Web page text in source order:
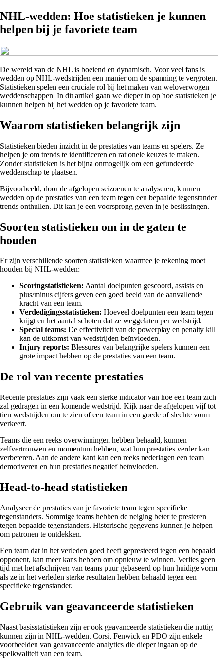
NHL-wedden: Hoe statistieken je kunnen
helpen bij je favoriete team
De wereld van de NHL is boeiend en dynamisch. Voor veel fans is
wedden op NHL-wedstrijden een manier om de spanning te vergroten.
Statistieken spelen een cruciale rol bij het maken van weloverwogen
weddenschappen. In dit artikel gaan we dieper in op hoe statistieken je
kunnen helpen bij het wedden op je favoriete team.
Waarom statistieken belangrijk zijn
Statistieken bieden inzicht in de prestaties van teams en spelers. Ze
helpen je om trends te identificeren en rationele keuzes te maken.
Zonder statistieken is het bijna onmogelijk om een gefundeerde
weddenschap te plaatsen.
Bijvoorbeeld, door de afgelopen seizoenen te analyseren, kunnen
wedden op de prestaties van een team tegen een bepaalde tegenstander
trends onthullen. Dit kan je een voorsprong geven in je beslissingen.
Soorten statistieken om in de gaten te
houden
Er zijn verschillende soorten statistieken waarmee je rekening moet
houden bij NHL-wedden:
Scoringstatistieken: Aantal doelpunten gescoord, assists en
plus/minus cijfers geven een goed beeld van de aanvallende
kracht van een team.
Verdedigingsstatistieken: Hoeveel doelpunten een team tegen
krijgt en het aantal schoten dat ze weggelaten per wedstrijd.
Special teams: De effectiviteit van de powerplay en penalty kill
kan de uitkomst van wedstrijden beïnvloeden.
Injury reports: Blessures van belangrijke spelers kunnen een
grote impact hebben op de prestaties van een team.
De rol van recente prestaties
Recente prestaties zijn vaak een sterke indicator van hoe een team zich
zal gedragen in een komende wedstrijd. Kijk naar de afgelopen vijf tot
tien wedstrijden om te zien of een team in een goede of slechte vorm
verkeert.
Teams die een reeks overwinningen hebben behaald, kunnen
zelfvertrouwen en momentum hebben, wat hun prestaties verder kan
verbeteren. Aan de andere kant kan een reeks nederlagen een team
demotiveren en hun prestaties negatief beïnvloeden.
Head-to-head statistieken
Analyseer de prestaties van je favoriete team tegen specifieke
tegenstanders. Sommige teams hebben de neiging beter te presteren
tegen bepaalde tegenstanders. Historische gegevens kunnen je helpen
om patronen te ontdekken.
Een team dat in het verleden goed heeft gepresteerd tegen een bepaald
opponent, kan meer kans hebben om opnieuw te winnen. Verlies geen
tijd met het afschrijven van teams puur gebaseerd op hun huidige vorm
als ze in het verleden sterke resultaten hebben behaald tegen een
specifieke tegenstander.
Gebruik van geavanceerde statistieken
Naast basisstatistieken zijn er ook geavanceerde statistieken die nuttig
kunnen zijn in NHL-wedden. Corsi, Fenwick en PDO zijn enkele
voorbeelden van geavanceerde analytics die dieper ingaan op de
spelkwaliteit van een team.